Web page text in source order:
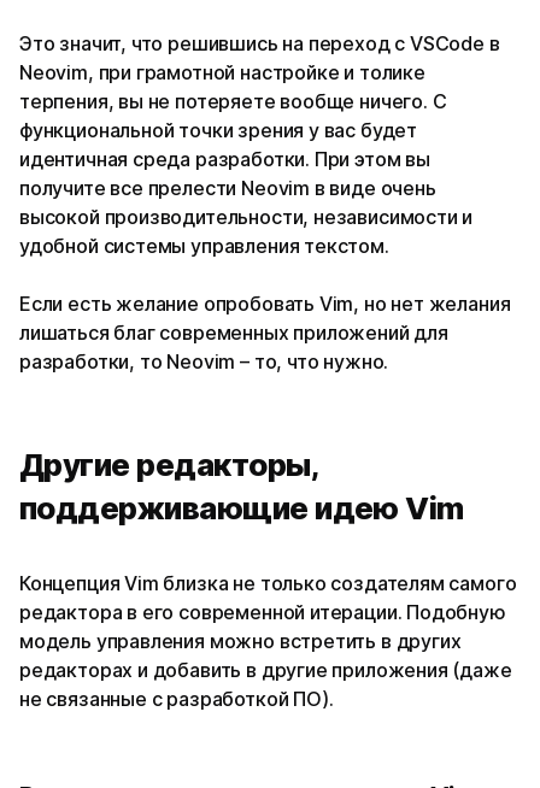
Это значит, что решившись на переход с VSCode в
Neovim, при грамотной настройке и толике
терпения, вы не потеряете вообще ничего. С
функциональной точки зрения у вас будет
идентичная среда разработки. При этом вы
получите все прелести Neovim в виде очень
высокой производительности, независимости и
удобной системы управления текстом.
Если есть желание опробовать Vim, но нет желания
лишаться благ современных приложений для
разработки, то Neovim – то, что нужно.
Другие редакторы,
поддерживающие идею Vim
Концепция Vim близка не только создателям самого
редактора в его современной итерации. Подобную
модель управления можно встретить в других
редакторах и добавить в другие приложения (даже
не связанные с разработкой ПО).